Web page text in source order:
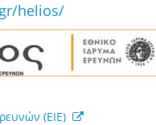
helios/
(ΕΙΕ)